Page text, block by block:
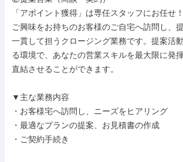
「アポイント獲得」は専任スタッフにお任せ！
ご興味をお持ちのお客様のご自宅へ訪問し、
一貫して担うクロージング業務です。提案活
る環境で、あなたの営業スキルを最大限に発
直結させることができます。
▼主な業務内容
・お客様宅へ訪問し、ニーズをヒアリング
・最適なプランの提案、お見積書の作成
・ご契約手続き